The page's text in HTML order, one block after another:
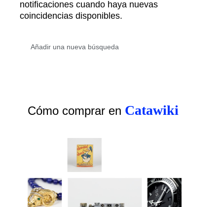
notificaciones cuando haya nuevas
coincidencias disponibles.
Cómo comprar en Catawiki